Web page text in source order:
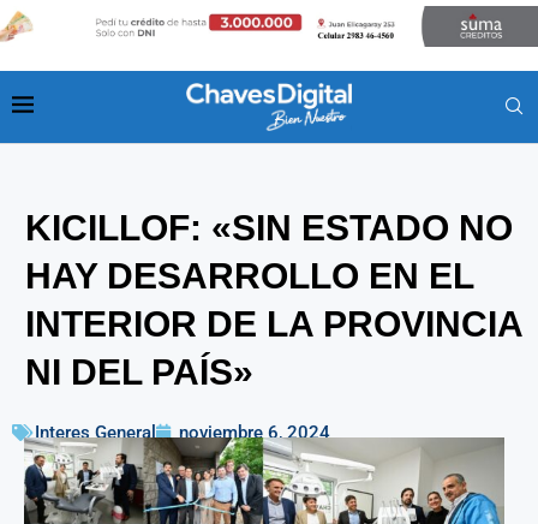
KICILLOF: «SIN ESTADO NO
HAY DESARROLLO EN EL
INTERIOR DE LA PROVINCIA
NI DEL PAÍS»
Interes General noviembre 6, 2024